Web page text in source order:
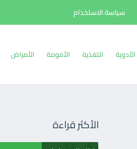
سياسة الاستخدام
الأدوية التغذية الأمومة الأمراض
الأكثر قراءة